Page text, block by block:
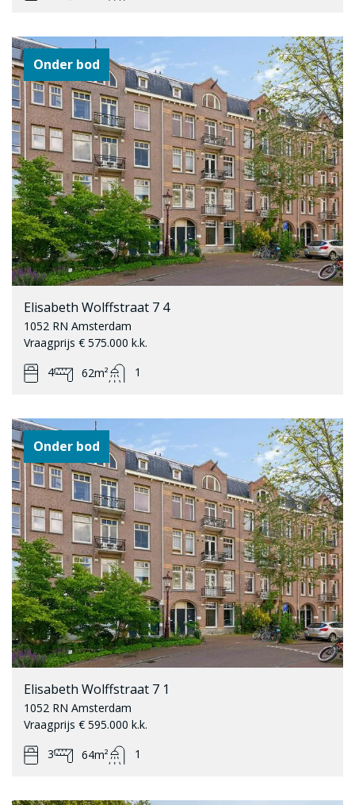
Onder bod
Elisabeth Wolffstraat 7 4
1052 RN Amsterdam
Vraagprijs € 575.000 k.k.
4
62m² 1
Onder bod
Elisabeth Wolffstraat 7 1
1052 RN Amsterdam
Vraagprijs € 595.000 k.k.
3
64m² 1